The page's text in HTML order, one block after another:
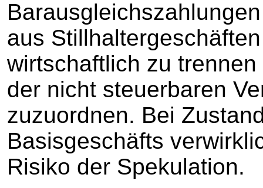
aus
wirtschaftlich zu
der nicht steuerbaren
zuzuordnen. Bei
Basisgeschäfts
Risiko der Spekulation.